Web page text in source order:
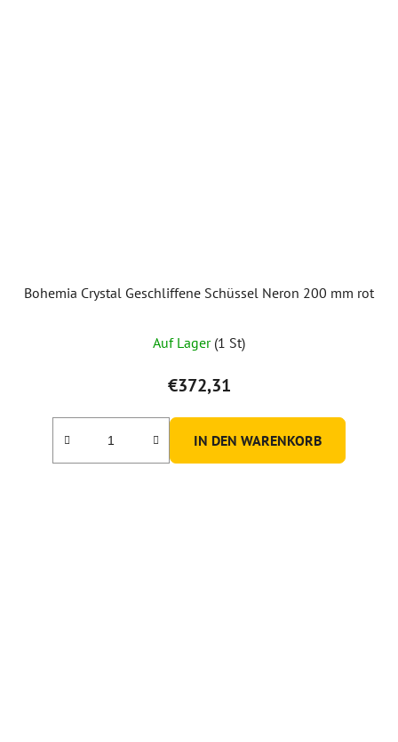
Bohemia Crystal Geschliffene Schüssel Neron 200 mm rot
Auf Lager (1 St)
€372,31
IN DEN WARENKORB